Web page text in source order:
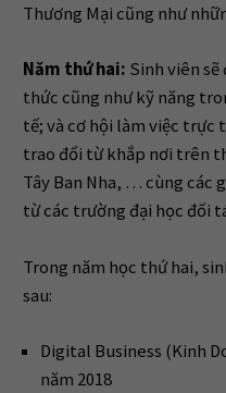
Thương Mại cũng như
Năm thứ hai: Sinh viên
thức cũng như kỹ năng
tế; và cơ hội làm việc trực
trao đổi từ khắp nơi trên
Tây Ban Nha, … cùng các
từ các trường đại học đối
Trong năm học thứ hai,
sau:
Digital Business (Kinh
năm 2018